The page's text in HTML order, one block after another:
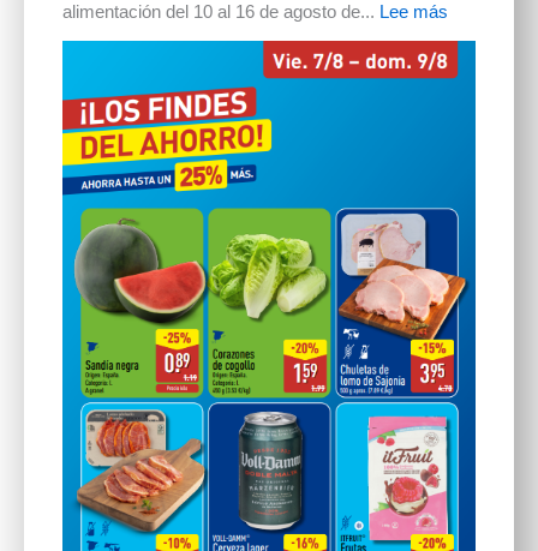
alimentación del 10 al 16 de agosto de... Lee más